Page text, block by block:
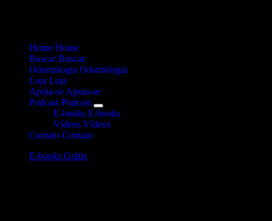
Home Home
Buscar Buscar
Odontologia Odontologia
Loja Loja
Apoia-se Apoia-se
Podcast Podcast
E-books E-books
Vídeos Vídeos
Contato Contato
E-books Grátis